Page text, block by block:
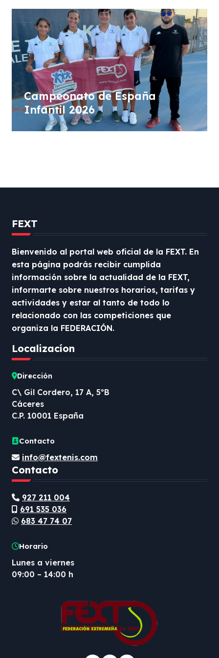
Campeonato de España
Infantil 2026
FEXT
Bienvenido al portal web oficial de la FEXT. En
esta página podrás recibir cumplida
información sobre la actualidad de la FEXT,
informarte sobre nuestros horarios, tarifas y
actividades y estar al tanto de todo lo
relacionado con las competiciones que
organiza la FEDERACIÓN.
Localizacíon
Dirección
C\ Gil Cordero, 17 A, 5ºB
Cáceres
C.P. 10001 España
Contacto
info@fextenis.com
Contacto
927 211 004
691 535 036
683 47 74 07
Horario
Lunes a viernes
09:00 – 14:00 h